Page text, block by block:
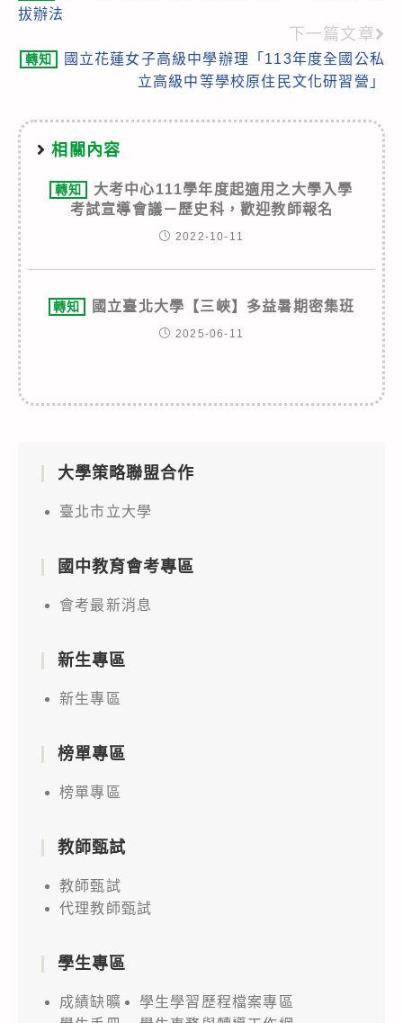
拔辦法
下一篇文章
轉知
國立花蓮女子高級中學辦理「113年度全國公私
立高級中等學校原住民文化研習營」
相關內容
轉知
大考中心111學年度起適用之大學入學
考試宣導會議－歷史科，歡迎教師報名
2022-10-11
轉知 國立臺北大學【三峽】多益暑期密集班
2025-06-11
大學策略聯盟合作
臺北市立大學
國中教育會考專區
會考最新消息
新生專區
新生專區
榜單專區
榜單專區
教師甄試
教師甄試
代理教師甄試
學生專區
成績缺曠
學生學習歷程檔案專區